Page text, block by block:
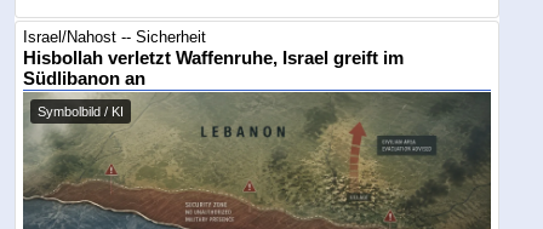
Israel/Nahost -- Sicherheit
Hisbollah verletzt Waffenruhe, Israel greift im
Südlibanon an
Symbolbild / KI